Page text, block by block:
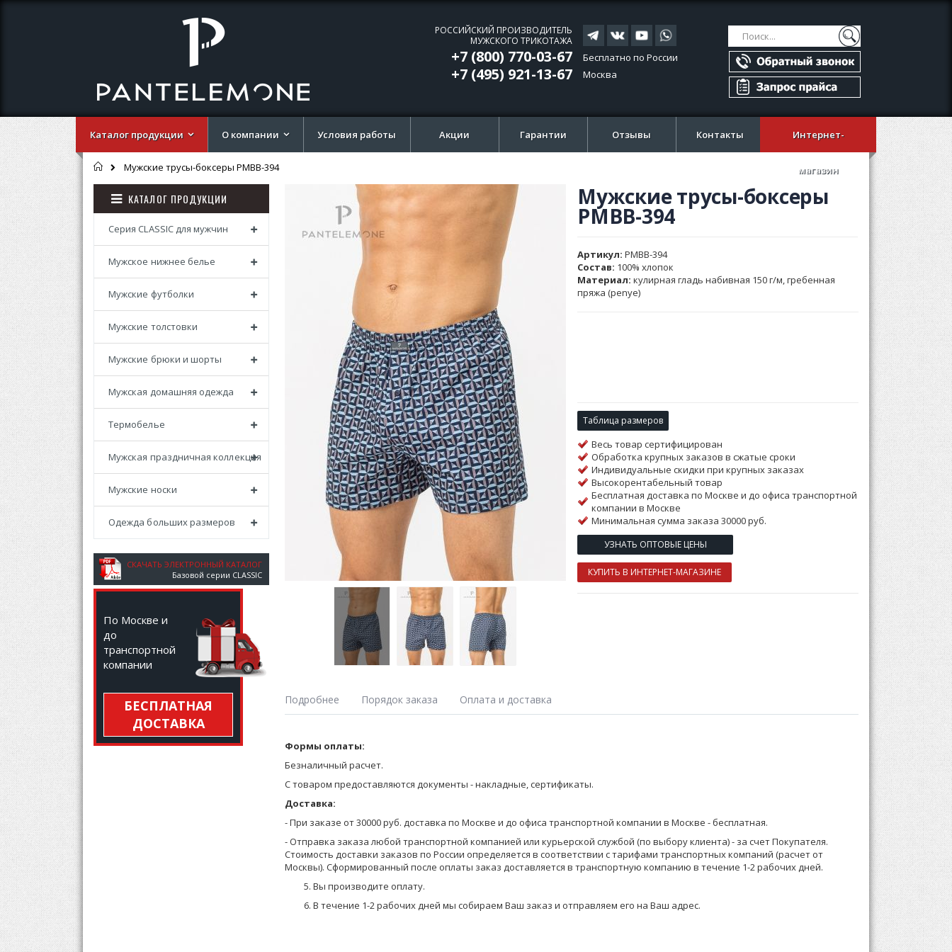
Поиск
Поиск
РОССИЙСКИЙ ПРОИЗВОДИТЕЛЬ
МУЖСКОГО ТРИКОТАЖА
+7 (800) 770-03-67
+7 (495) 921-13-67
Бесплатно по России
Москва
Каталог продукции О компании Условия работы Акции Гарантии Отзывы Контакты Интернет-
магазин
Главная
Мужские трусы-боксеры PMBB-394
галереи
изображений
галереи
изображений
Мужские трусы-боксеры
PMBB-394
Артикул PMBB-394
Состав: 100% хлопок
Материал: кулирная гладь набивная 150 г/м, гребенная
пряжа (penye)
Таблица размеров
Весь товар сертифицирован
Обработка крупных заказов в сжатые сроки
Индивидуальные скидки при крупных заказах
Высокорентабельный товар
Бесплатная доставка по Москве и до офиса транспортной
компании в Москве
Минимальная сумма заказа 30000 руб.
УЗНАТЬ ОПТОВЫЕ ЦЕНЫ
КУПИТЬ В ИНТЕРНЕТ-МАГАЗИНЕ
Подробнее
Боксеры свободного силуэта, на удобной закрытой плоской резинке. Выполнены из набивного полотна.
Порядок заказа
Оставьте заявку на получение Прайса любым удобным для Вас способом:
на сайте;
позвоните по телефону 8-800-770-03-67 (бесплатно по России), 8(495) 921-13-67 (Москва) или 8 (916) 58-544-58;
Мы высылаем Вам бланки заказа с ценами на электронную почту.
Вы формируете заказ в бланках (в формате Эксель) и отправляете его менеджеру или формируете заказ по телефону.
Уточняем детали оплаты и доставки, мы предоставляем Вам скидку в зависимости от суммы заказа, Выставляем счет
на оплату.
Вы производите оплату.
В течение 1-2 рабочих дней мы собираем Ваш заказ и отправляем его на Ваш адрес.
Оплата и доставка
Формы оплаты:
Безналичный расчет.
С товаром предоставляются документы - накладные, сертификаты.
Доставка:
- При заказе от 30000 руб. доставка по Москве и до офиса транспортной компании в Москве -бесплатная.
- Отправка заказа любой транспортной компанией или курьерской службой (по выбору клиента) - за счет Покупателя.
Стоимость доставки заказов по России определяется в соответствии с тарифами транспортных компаний (расчет от
Москвы). Сформированный после оплаты заказ доставляется в транспортную компанию в течение 1-2 рабочих дней.
КАТАЛОГ ПРОДУКЦИИ
Серия CLASSIC для мужчин
Мужское нижнее белье
Мужские футболки
Мужские толстовки
Мужские брюки и шорты
Мужская домашняя одежда
Термобелье
Мужская праздничная коллекция
Мужские носки
Одежда больших размеров
СКАЧАТЬ ЭЛЕКТРОННЫЙ КАТАЛОГ
Базовой серии CLASSIC
По Москве и
до
транспортной
компании
БЕСПЛАТНАЯ
ДОСТАВКА